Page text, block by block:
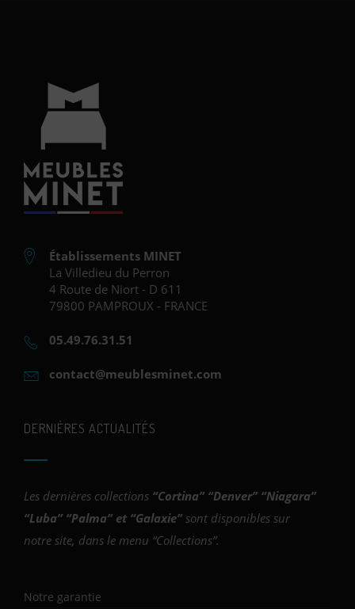
Établissements MINET
La Villedieu du Perron
4 Route de Niort - D 611
79800 PAMPROUX - FRANCE
05.49.76.31.51
contact@meublesminet.com
DERNIÈRES ACTUALITÉS
Les dernières collections “Cortina” “Denver” “Niagara”
“Luba” “Palma” et “Galaxie”sont disponibles sur
notre site, dans le menu “Collections”.
Notre garantie